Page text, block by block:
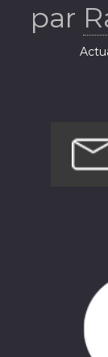
par